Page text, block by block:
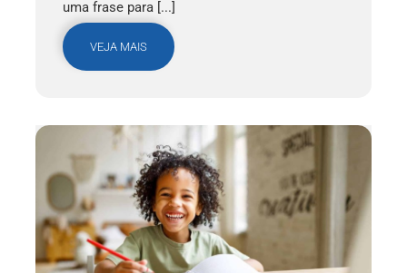
uma frase para [...]
VEJA MAIS